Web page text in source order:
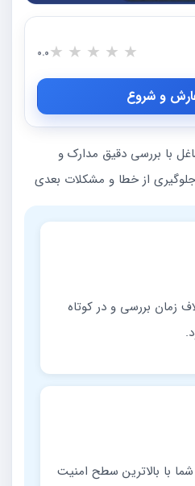
★
★
★
★
★
0.0
و شروع
با بررسی دقیق مدارک و
از خطا و مشکلات بعدی
زمان بررسی و در کوتاه
با بالاترین سطح امنیت